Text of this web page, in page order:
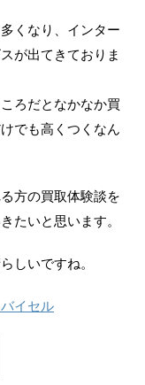
くなり、インター
が出てきておりま
ろだとなかなか買
でも高くつくなん
方の買取体験談を
たいと思います。
しいですね。
イセル